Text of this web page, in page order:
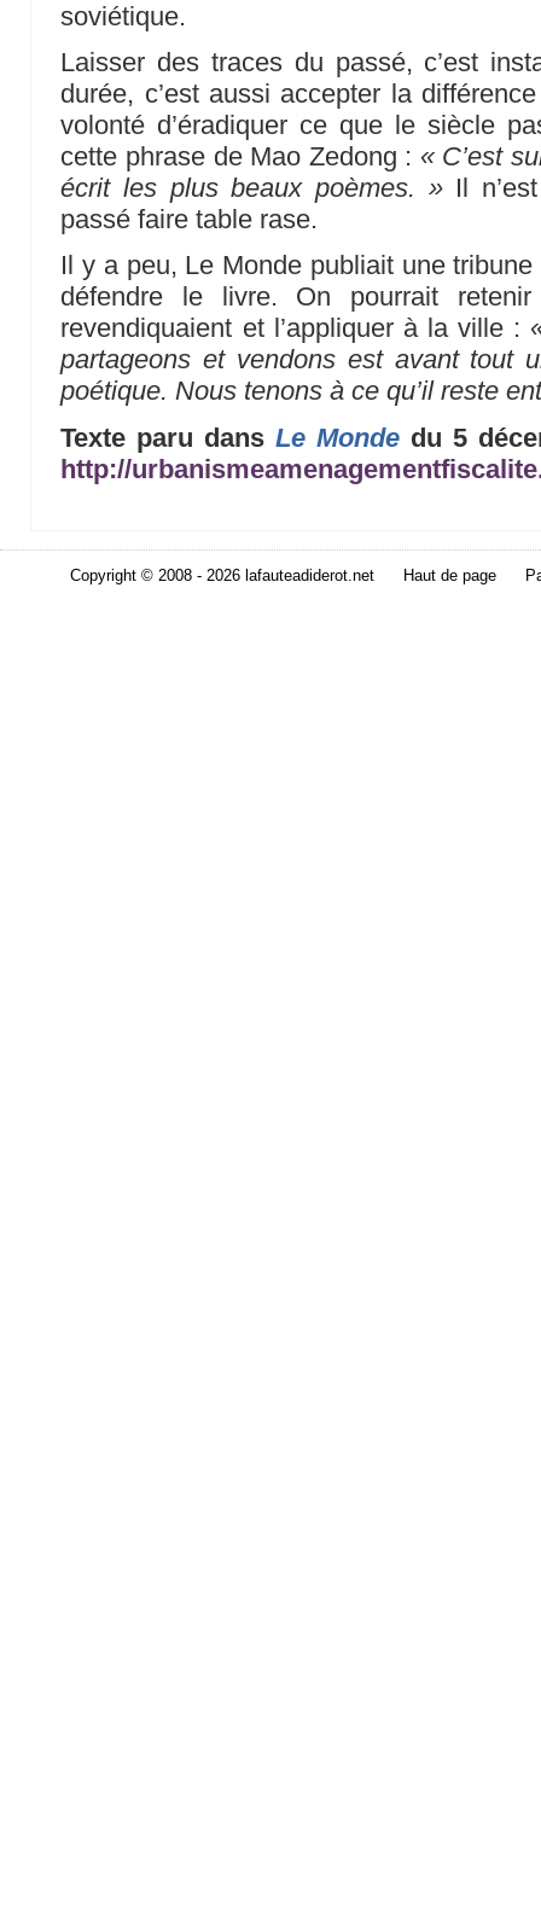
soviétique.
Laisser des traces du passé, c’est
durée, c’est aussi accepter la
volonté d’éradiquer ce que le siècle
cette phrase de Mao Zedong : « C’est
écrit les plus beaux poèmes. »Il n’est
passé faire table rase.
Il y a peu, Le Monde publiait une
défendre le livre. On pourrait
revendiquaient et l’appliquer à la ville :
partageons et vendons est avant tout
poétique. Nous tenons à ce qu’il reste
Texte paru dansLe Monde du 5
http://
Copyright © 2008 - 2026 lafauteadiderot.net Haut de page